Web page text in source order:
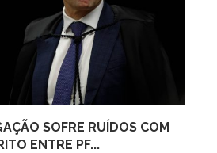
SOFRE RUÍDOS COM
ENTRE PF...